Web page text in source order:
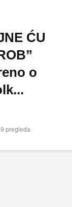
ĆU
o
pregleda